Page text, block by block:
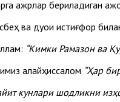
ажрлар бериладиган
ва дуои истиғфор
“Кимки Рамазон ва
алайҳиссалом “Ҳар
кунлари шодликни